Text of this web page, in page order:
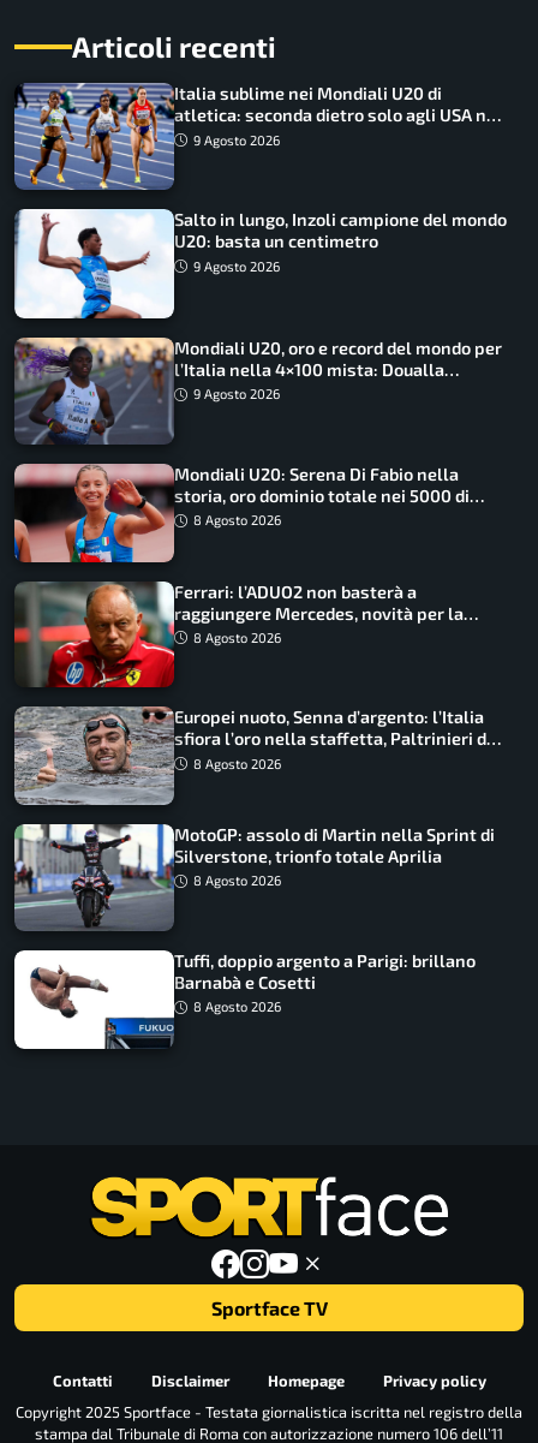
Articoli recenti
Italia sublime nei Mondiali U20 di
atletica: seconda dietro solo agli USA nel
medagliere
9 Agosto 2026
Salto in lungo, Inzoli campione del mondo
U20: basta un centimetro
9 Agosto 2026
Mondiali U20, oro e record del mondo per
l’Italia nella 4×100 mista: Doualla
straordinaria
9 Agosto 2026
Mondiali U20: Serena Di Fabio nella
storia, oro dominio totale nei 5000 di
marcia
8 Agosto 2026
Ferrari: l’ADUO2 non basterà a
raggiungere Mercedes, novità per la
Macarena
8 Agosto 2026
Europei nuoto, Senna d’argento: l’Italia
sfiora l’oro nella staffetta, Paltrinieri da
urlo, il bilancio azzurro
8 Agosto 2026
MotoGP: assolo di Martin nella Sprint di
Silverstone, trionfo totale Aprilia
8 Agosto 2026
Tuffi, doppio argento a Parigi: brillano
Barnabà e Cosetti
8 Agosto 2026
Sportface TV
Contatti Disclaimer Homepage
Privacy policy
Copyright 2025 Sportface - Testata giornalistica iscritta nel registro della
stampa dal Tribunale di Roma con autorizzazione numero 106 dell’11